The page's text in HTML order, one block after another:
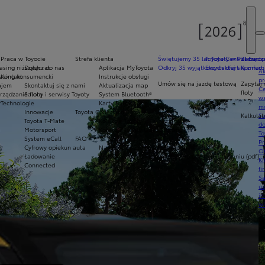
in
Świętujemy 35 lat Toyoty w Polsce
Odkryj 35 wyjątkowych ofert
Umów się na jazdę testową
Praca w Toyocie
Dołącz do nas
Kontakt
Skontaktuj się z nami
Salony i serwisy Toyoty
Technologie
Innowacje
Toyota T-Mate
Motorsport
System eCall
Cyfrowy opiekun auta
Ładowanie
Connected
Toyota Central
Skontaktuj się z
niższych rat
konsumencki
flotą
Komfort
Zapytaj
floty
Strefa klienta
Aplikacja MyToyota
Instrukcje obsługi
Aktualizacja map
System Bluetooth®
Karty Ratownicze
Toyota Collection
Kolekcje Toyoty
Kolekcje Toyoty Gazoo Racing
FAQ
Najczęściej zadawane pytania
Wykaz wydanych zaświadczeń o odbytym szkoleniu (pdf)